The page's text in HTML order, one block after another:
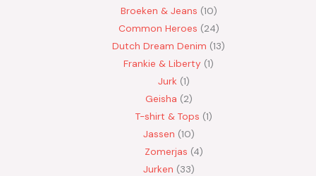
Broeken & Jeans 10
Common Heroes 24
Dutch Dream Denim 13
Frankie & Liberty 1
Jurk 1
Geisha 2
T-shirt & Tops 1
Jassen 10
Zomerjas 4
Jurken 33